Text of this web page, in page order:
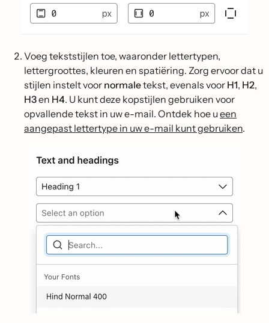
Voeg tekststijlen toe, waaronder lettertypen,
lettergroottes, kleuren en spatiëring. Zorg ervoor dat u
stijlen instelt voor normaletekst, evenals voor H1, H2,
H3en H4. U kunt deze kopstijlen gebruiken voor
opvallende tekst in uw e-mail. Ontdek hoe ueen
aangepast lettertype in uw e-mail kunt gebruiken.